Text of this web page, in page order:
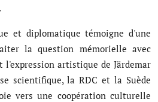
et diplomatique témoigne d'une
la question mémorielle avec
l'expression artistique de Järdemar
scientifique, la RDC et la Suède
vers une coopération culturelle